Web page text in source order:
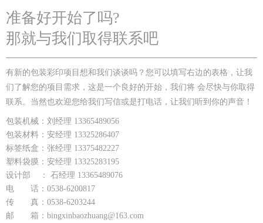
准备好开始了吗?
那就与我们取得联系吧
有新的包装彩印项目想和我们谈谈吗？您可以填写右边的表格，让我
们了解您的项目需求，这是一个良好的开始，我们将 会尽快与你取得
联系。当然也欢迎您给我们写信或是打电话，让我们听到你的声音！
包装机械：刘经理 13365489056
包装材料：安经理 13325286407
标签纸盒：张经理 13375482227
塑料袋膜：安经理 13325283195
设计部 ： 石经理 13365489076
电 话：0538-6200817
传 真：0538-6203244
邮 箱：bingxinbaozhuang@163.com